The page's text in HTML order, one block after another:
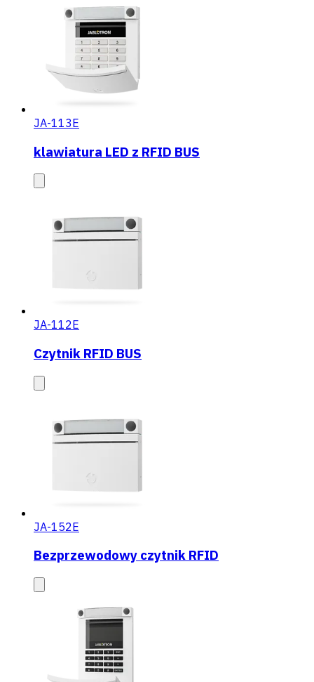
JA-113E
klawiatura LED z RFID BUS
JA-112E
Czytnik RFID BUS
JA-152E
Bezprzewodowy czytnik RFID